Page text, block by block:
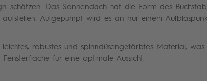
schätzen. Das Sonnendach hat die Form des
Aufgepumpt wird es an nur einem
robustes und spinndüsengefärbtes Material,
für eine optimale Aussicht.